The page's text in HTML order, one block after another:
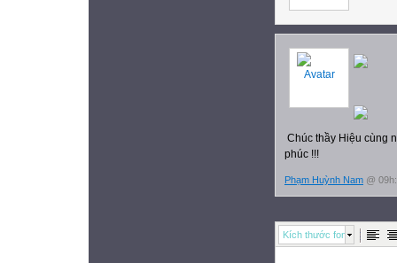
Chúc thầy Hiệu cùng
phúc !!!
Phạm Huỳnh Nam @
Kích thước font